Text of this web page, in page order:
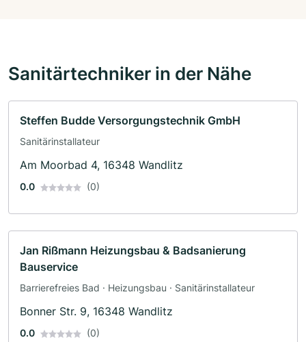
Sanitärtechniker in der Nähe
Steffen Budde Versorgungstechnik GmbH
Sanitärinstallateur
Am Moorbad 4, 16348 Wandlitz
0.0 (0)
Jan Rißmann Heizungsbau & Badsanierung
Bauservice
Barrierefreies Bad · Heizungsbau · Sanitärinstallateur
Bonner Str. 9, 16348 Wandlitz
0.0 (0)